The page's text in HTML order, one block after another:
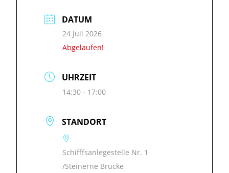
DATUM
24 Juli 2026
Abgelaufen!
UHRZEIT
14:30 - 17:00
STANDORT
Schifffsanlegestelle Nr. 1
/Steinerne Brücke